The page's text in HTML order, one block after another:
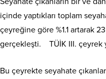
içinde yaptıkları toplam
çeyreğine göre %1.1 artarak
gerçekleşti. TÜİK III. çeyrek
Bu çeyrekte seyahate